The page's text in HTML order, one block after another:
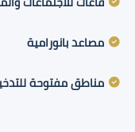
قاعات للاجتماعات
مصاعد بانورامية
مناطق مفتوحة